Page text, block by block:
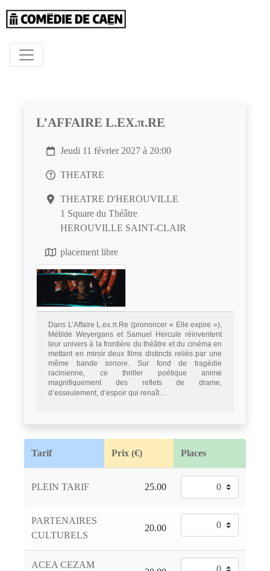
L’AFFAIRE L.EX.π.RE
Jeudi 11 février 2027 à 20:00
THEATRE
THEATRE D'HEROUVILLE
1 Square du Théâtre
HEROUVILLE SAINT-CLAIR
placement libre
Dans L’Affaire L.ex.π.Re (prononcer « Elle expire »),
Métilde Weyergans et Samuel Hercule réinventent
leur univers à la frontière du théâtre et du cinéma en
mettant en miroir deux films distincts reliés par une
même bande sonore. Sur fond de tragédie
racinienne, ce thriller poétique anime
magnifiquement des reflets de drame,
d’esseulement, d’espoir qui renaît…
Tarif Prix (€) Places
PLEIN TARIF
PARTENAIRES
CULTURELS
ACEA CEZAM